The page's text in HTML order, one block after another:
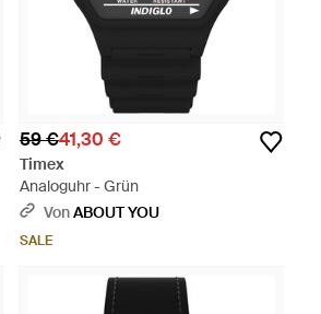
59 €41,30 €
Timex
Analoguhr - Grün
VonABOUT YOU
SALE